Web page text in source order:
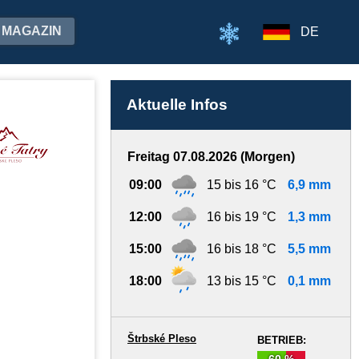
MAGAZIN DE
Aktuelle Infos
Freitag 07.08.2026 (Morgen)
09:00 15 bis 16 °C 6,9 mm
12:00 16 bis 19 °C 1,3 mm
15:00 16 bis 18 °C 5,5 mm
18:00 13 bis 15 °C 0,1 mm
BETRIEB:
Štrbské Pleso